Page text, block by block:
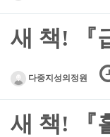
새 책! 『
다중지성의정원
새 책! 『